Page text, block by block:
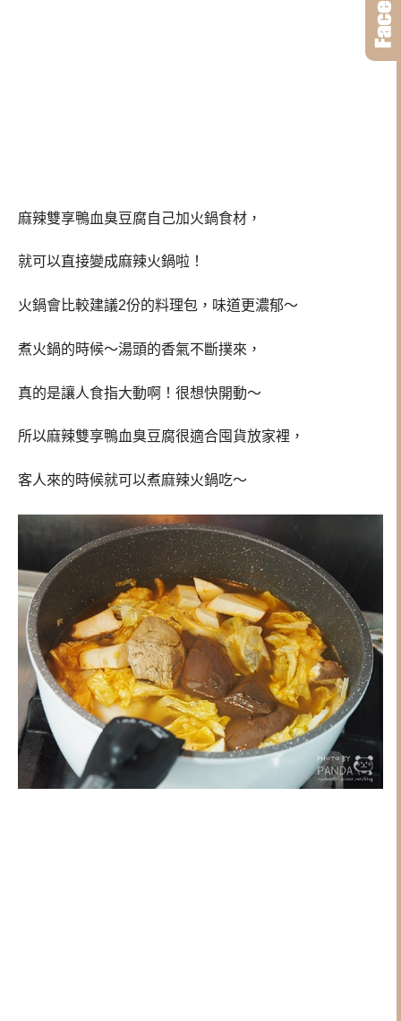
麻辣雙享鴨血臭豆腐自己加火鍋食材，
就可以直接變成麻辣火鍋啦！
火鍋會比較建議2份的料理包，味道更濃郁～
煮火鍋的時候～湯頭的香氣不斷撲來，
真的是讓人食指大動啊！很想快開動～
所以麻辣雙享鴨血臭豆腐很適合囤貨放家裡，
客人來的時候就可以煮麻辣火鍋吃～